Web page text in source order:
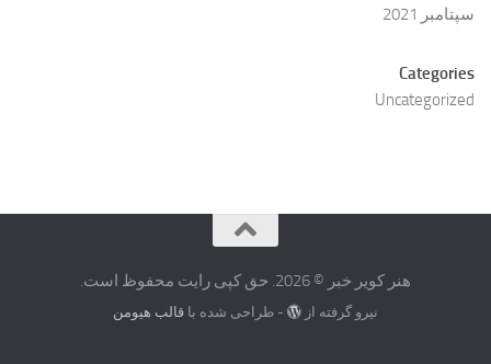
سپتامبر 2021
Categories
Uncategorized
هنر کویر خبر © 2026. حق کپی رایت محفوظ است.
نیرو گرفته از - طراحی شده باقالب هیومن